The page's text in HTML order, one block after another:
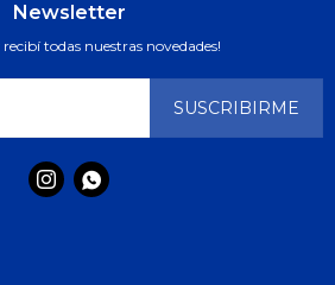
Newsletter
recibí todas nuestras novedades!
SUSCRIBIRME
 